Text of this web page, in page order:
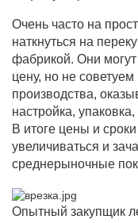
Очень часто на
наткнуться на
фабрикой. Они
цену, но не
производства,
настройка,
В итоге цены и
увеличиваться и
среднерыночные
Опытный закупщик